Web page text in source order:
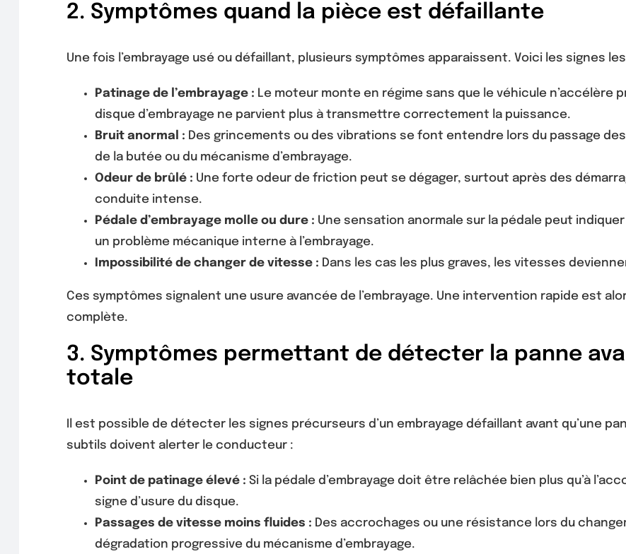
2. Symptômes quand la pièce est défaillante
Une fois l’embrayage usé ou défaillant, plusieurs symptômes apparaissent. Voici les signes
Patinage de l’embrayage : Le moteur monte en régime sans que le véhicule n’accélère
disque d’embrayage ne parvient plus à transmettre correctement la puissance.
Bruit anormal : Des grincements ou des vibrations se font entendre lors du passage
de la butée ou du mécanisme d’embrayage.
Odeur de brûlé : Une forte odeur de friction peut se dégager, surtout après des
conduite intense.
Pédale d’embrayage molle ou dure : Une sensation anormale sur la pédale peut
un problème mécanique interne à l’embrayage.
Impossibilité de changer de vitesse : Dans les cas les plus graves, les vitesses
Ces symptômes signalent une usure avancée de l’embrayage. Une intervention rapide est
complète.
3. Symptômes permettant de détecter la panne
totale
Il est possible de détecter les signes précurseurs d’un embrayage défaillant avant qu’une
subtils doivent alerter le conducteur :
Point de patinage élevé : Si la pédale d’embrayage doit être relâchée bien plus qu’à
signe d’usure du disque.
Passages de vitesse moins fluides : Des accrochages ou une résistance lors du
dégradation progressive du mécanisme d’embrayage.